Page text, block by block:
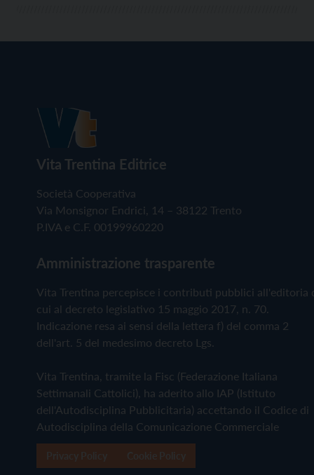
Vita Trentina Editrice
Società Cooperativa
Via Monsignor Endrici, 14 – 38122 Trento
P.IVA e C.F. 00199960220
Amministrazione trasparente
Vita Trentina percepisce i contributi pubblici all'editoria
cui al decreto legislativo 15 maggio 2017, n. 70.
Indicazione resa ai sensi della lettera f) del comma 2
dell'art. 5 del medesimo decreto Lgs.
Vita Trentina, tramite la Fisc (Federazione Italiana
Settimanali Cattolici), ha aderito allo IAP (Istituto
dell'Autodisciplina Pubblicitaria) accettando il Codice di
Autodisciplina della Comunicazione Commerciale